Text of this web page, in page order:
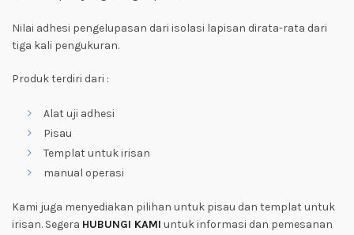
Nilai adhesi pengelupasan dari isolasi lapisan dirata-rata dari
tiga kali pengukuran.
Produk terdiri dari :
Alat uji adhesi
Pisau
Templat untuk irisan
manual operasi
Kami juga menyediakan pilihan untuk pisau dan templat untuk
irisan. Segera HUBUNGI KAMI untuk informasi dan pemesanan